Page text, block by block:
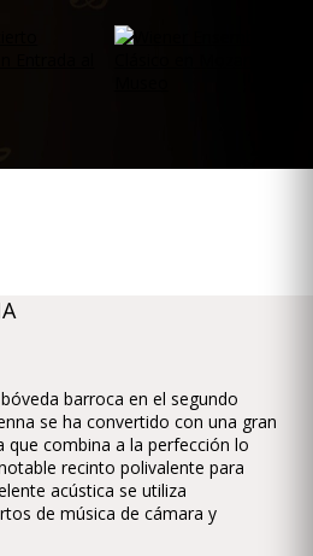
barroca en el segundo
se ha convertido con una gran
que combina a la perfección lo
recinto polivalente para
acústica se utiliza
de música de cámara y